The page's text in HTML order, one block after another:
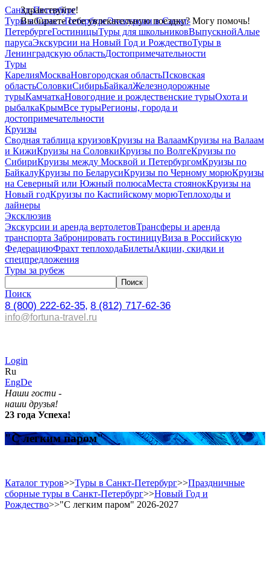
Здравствуйте!
Выбираете себе увлекательную поездку? Могу помочь!
Санкт-Петербург
Туры в Санкт-ПетербургЭкскурсии в Санкт-
ПетербургеГостиницыТуры для школьниковВыпускнойАлые
парусаЭкскурсии на Новый Год и РождествоТуры в
Ленинградскую областьДостопримечательности
Туры
КарелияМоскваНовгородская областьПсковская
областьСоловкиСибирьБайкалЖелезнодорожные
турыКамчаткаНовогодние и рождественские турыОхота и
рыбалкаКрымВсе турыРегионы, города и
достопримечательности
Круизы
Сводная таблица круизовКруизы на ВалаамКруизы на Валаам
и КижиКруизы на СоловкиКруизы по ВолгеКруизы по
СибириКруизы между Москвой и ПетербургомКруизы по
БайкалуКруизы по БеларусиКруизы по Черному морюКруизы
на Северный или Южный полюсаМеста стоянокКруизы на
Новый годКруизы по Каспийскому морюТеплоходы и
лайнеры
Эксклюзив
Экскурсии и аренда вертолетовТрансферы и аренда
транспорта Забронировать гостиницуВиза в Российскую
ФедерациюФрахт теплоходаБилетыАкции, скидки и
спецпредложения
Туры за рубеж
Поиск
8 (800) 222-62-35, 8 (812) 717-62-36
info@fortuna-travel.ru
Login
Ru
EngDe
Наши гости -
наши друзья!
23 года Успеха!
"С легким паром"
Каталог туров>>Туры в Санкт-Петербург>>Праздничные
сборные туры в Санкт-Петербург>>Новый Год и
Рождество>>"С легким паром" 2026-2027